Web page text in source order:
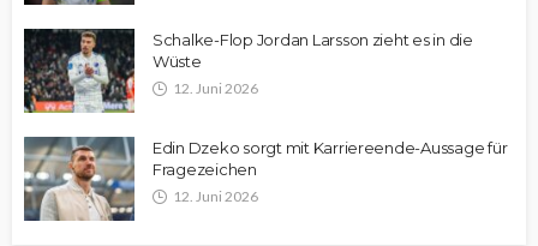
Schalke-Flop Jordan Larsson zieht es in die
Wüste
12. Juni 2026
Edin Dzeko sorgt mit Karriereende-Aussage für
Fragezeichen
12. Juni 2026